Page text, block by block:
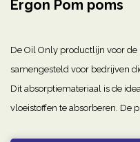
Ergon Pom poms
De Oil Only productlijn voor
samengesteld voor bedrijven
Dit absorptiemateriaal is de
vloeistoffen te absorberen. De